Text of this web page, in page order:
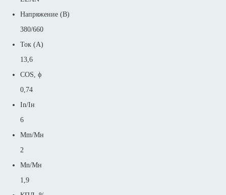
Напряжение (В)
380/660
Ток (А)
13,6
COS, ϕ
0,74
In/Iн
6
Mm/Mн
2
Mn/Mн
1,9